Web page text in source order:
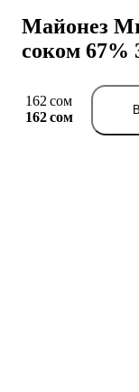
Майонез
соком 67%
162 сом
162 сом